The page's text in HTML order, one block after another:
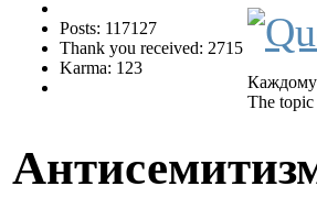
Posts: 117127
Thank you received: 2715
Karma: 123
Каждому
The topic